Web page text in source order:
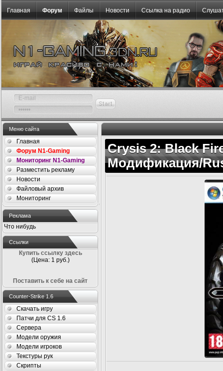
Главная Форум Файлы Новости Ссылка на радио
Меню сайта
Главная
Форум N1-Gaming
Мониторинг N1-Gaming
Разместить рекламу
Новости
Файловый архив
Мониторинг
Реклама
Что нибудь
Ссылки
Купить ссылку здесь
(Цена: 1 руб.)
Поставить к себе на сайт
Counter-Strike 1.6
Скачать игру
Патчи для CS 1.6
Сервера
Модели оружия
Модели игроков
Текстуры рук
Скрипты
Crysis 2: Black
Модификация/